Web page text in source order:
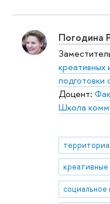
Погодина
креативных
подготовки
Доцент:
Школа
креативные